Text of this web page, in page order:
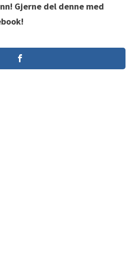
Gjerne del denne med